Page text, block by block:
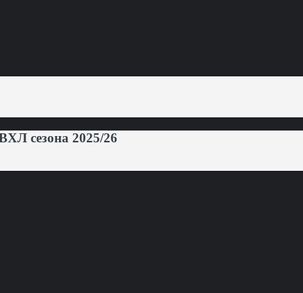
сезона 2025/26